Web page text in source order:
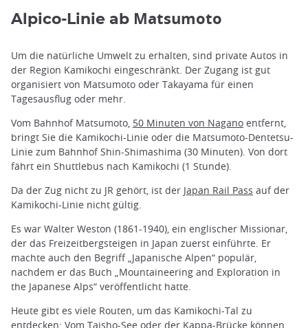
Alpico-Linie ab Matsumoto
Um die natürliche Umwelt zu erhalten, sind private Autos in
der Region Kamikochi eingeschränkt. Der Zugang ist gut
organisiert von Matsumoto oder Takayama für einen
Tagesausflug oder mehr.
Vom Bahnhof Matsumoto, 50 Minuten von Nagano entfernt,
bringt Sie die Kamikochi-Linie oder die Matsumoto-Dentetsu-
Linie zum Bahnhof Shin-Shimashima (30 Minuten). Von dort
fährt ein Shuttlebus nach Kamikochi (1 Stunde).
Da der Zug nicht zu JR gehört, ist der Japan Rail Pass auf der
Kamikochi-Linie nicht gültig.
Es war Walter Weston (1861-1940), ein englischer Missionar,
der das Freizeitbergsteigen in Japan zuerst einführte. Er
machte auch den Begriff „Japanische Alpen“ populär,
nachdem er das Buch „Mountaineering and Exploration in
the Japanese Alps“ veröffentlicht hatte.
Heute gibt es viele Routen, um das Kamikochi-Tal zu
entdecken: Vom Taisho-See oder der Kappa-Brücke können